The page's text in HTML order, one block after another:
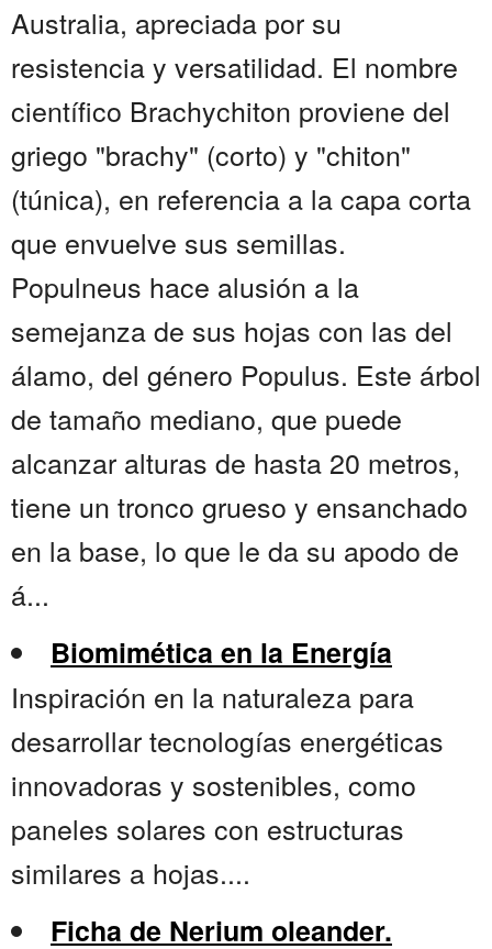
Australia, apreciada por su
resistencia y versatilidad. El nombre
científico Brachychiton proviene del
griego "brachy" (corto) y "chiton"
(túnica), en referencia a la capa corta
que envuelve sus semillas.
Populneus hace alusión a la
semejanza de sus hojas con las del
álamo, del género Populus. Este árbol
de tamaño mediano, que puede
alcanzar alturas de hasta 20 metros,
tiene un tronco grueso y ensanchado
en la base, lo que le da su apodo de
á...
Biomimética en la Energía
Inspiración en la naturaleza para
desarrollar tecnologías energéticas
innovadoras y sostenibles, como
paneles solares con estructuras
similares a hojas....
Ficha de Nerium oleander.